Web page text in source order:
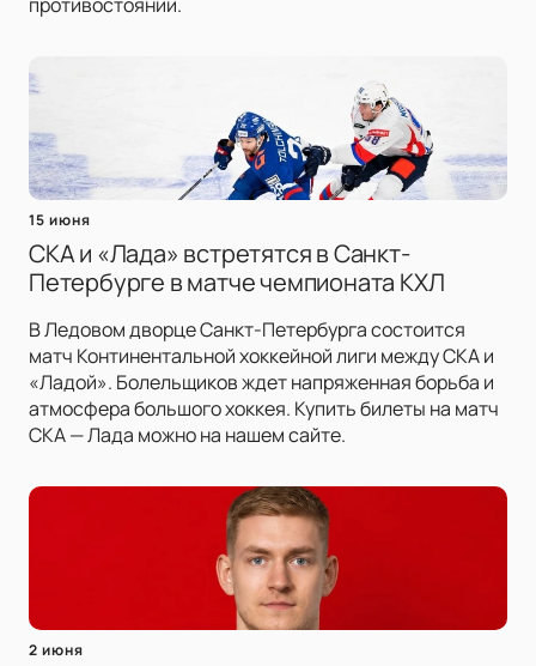
противостоянии.
15 июня
СКА и «Лада» встретятся в Санкт-
Петербурге в матче чемпионата КХЛ
В Ледовом дворце Санкт-Петербурга состоится
матч Континентальной хоккейной лиги между СКА и
«Ладой». Болельщиков ждет напряженная борьба и
атмосфера большого хоккея. Купить билеты на матч
СКА — Лада можно на нашем сайте.
2 июня